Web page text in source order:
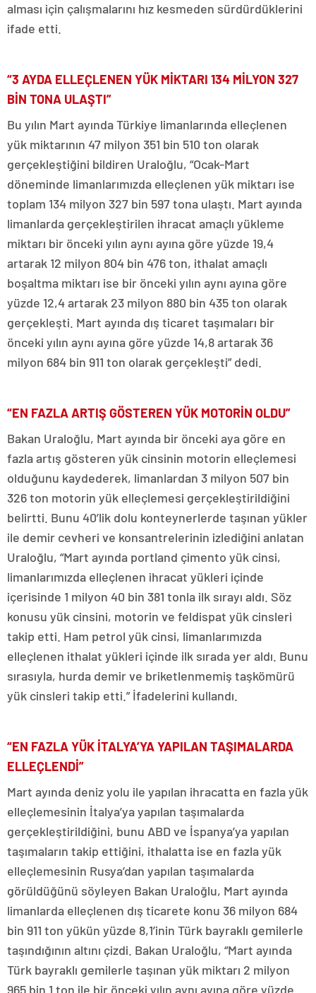
alması için çalışmalarını hız kesmeden sürdürdüklerini
ifade etti.
“3 AYDA ELLEÇLENEN YÜK MİKTARI 134 MİLYON 327
BİN TONA ULAŞTI”
Bu yılın Mart ayında Türkiye limanlarında elleçlenen
yük miktarının 47 milyon 351 bin 510 ton olarak
gerçekleştiğini bildiren Uraloğlu, “Ocak-Mart
döneminde limanlarımızda elleçlenen yük miktarı ise
toplam 134 milyon 327 bin 597 tona ulaştı. Mart ayında
limanlarda gerçekleştirilen ihracat amaçlı yükleme
miktarı bir önceki yılın aynı ayına göre yüzde 19,4
artarak 12 milyon 804 bin 476 ton, ithalat amaçlı
boşaltma miktarı ise bir önceki yılın aynı ayına göre
yüzde 12,4 artarak 23 milyon 880 bin 435 ton olarak
gerçekleşti. Mart ayında dış ticaret taşımaları bir
önceki yılın aynı ayına göre yüzde 14,8 artarak 36
milyon 684 bin 911 ton olarak gerçekleşti” dedi.
“EN FAZLA ARTIŞ GÖSTEREN YÜK MOTORİN OLDU”
Bakan Uraloğlu, Mart ayında bir önceki aya göre en
fazla artış gösteren yük cinsinin motorin elleçlemesi
olduğunu kaydederek, limanlardan 3 milyon 507 bin
326 ton motorin yük elleçlemesi gerçekleştirildiğini
belirtti. Bunu 40’lik dolu konteynerlerde taşınan yükler
ile demir cevheri ve konsantrelerinin izlediğini anlatan
Uraloğlu, “Mart ayında portland çimento yük cinsi,
limanlarımızda elleçlenen ihracat yükleri içinde
içerisinde 1 milyon 40 bin 381 tonla ilk sırayı aldı. Söz
konusu yük cinsini, motorin ve feldispat yük cinsleri
takip etti. Ham petrol yük cinsi, limanlarımızda
elleçlenen ithalat yükleri içinde ilk sırada yer aldı. Bunu
sırasıyla, hurda demir ve briketlenmemiş taşkömürü
yük cinsleri takip etti.” İfadelerini kullandı.
“EN FAZLA YÜK İTALYA’YA YAPILAN TAŞIMALARDA
ELLEÇLENDİ”
Mart ayında deniz yolu ile yapılan ihracatta en fazla yük
elleçlemesinin İtalya’ya yapılan taşımalarda
gerçekleştirildiğini, bunu ABD ve İspanya’ya yapılan
taşımaların takip ettiğini, ithalatta ise en fazla yük
elleçlemesinin Rusya’dan yapılan taşımalarda
görüldüğünü söyleyen Bakan Uraloğlu, Mart ayında
limanlarda elleçlenen dış ticarete konu 36 milyon 684
bin 911 ton yükün yüzde 8,1’inin Türk bayraklı gemilerle
taşındığının altını çizdi. Bakan Uraloğlu, “Mart ayında
Türk bayraklı gemilerle taşınan yük miktarı 2 milyon
965 bin 1 ton ile bir önceki yılın aynı ayına göre yüzde